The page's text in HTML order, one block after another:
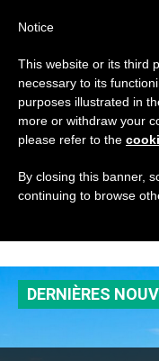
TAG
‘البطريرك الأرثوذكسي
DERNIÈRES
Notice
This website or its third
necessary to its
purposes illustrated in
more or withdraw your
please refer to the
By closing this banner,
continuing to browse